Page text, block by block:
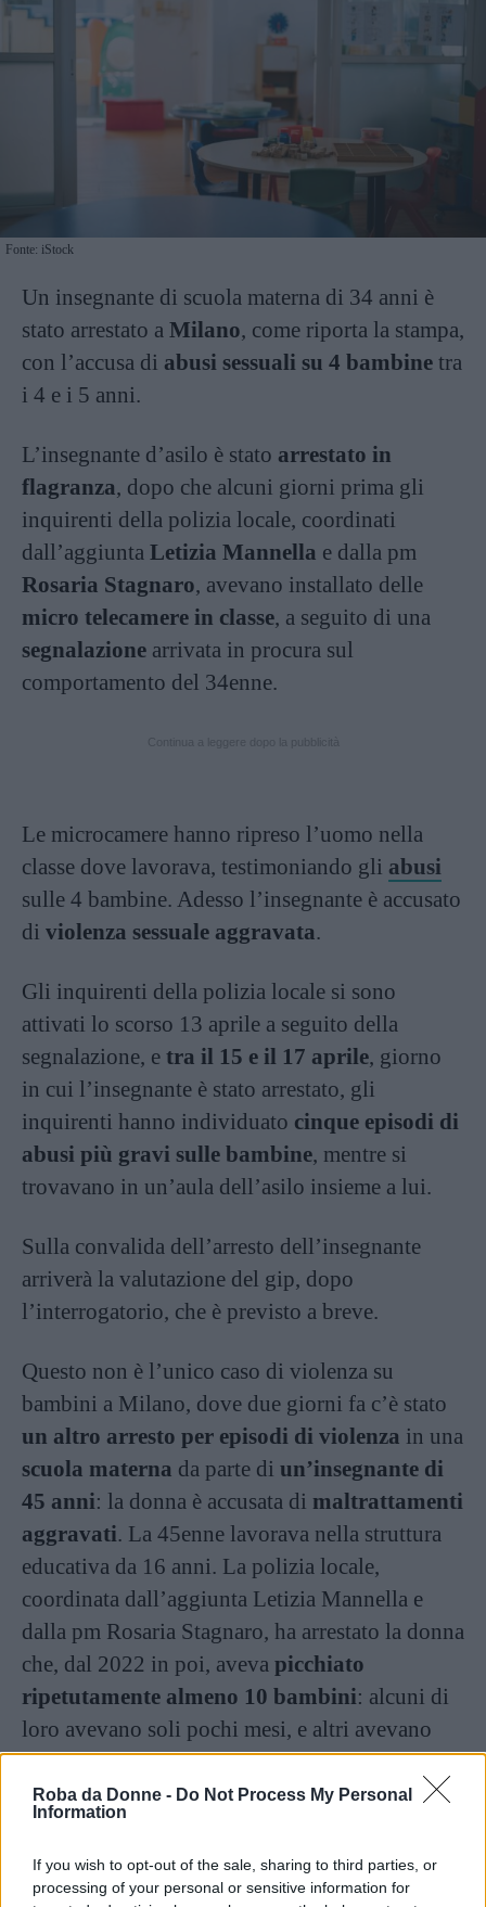
Roba da Donne - Do Not Process My Personal
Information
If you wish to opt-out of the sale, sharing to third parties, or
processing of your personal or sensitive information for
Fonte: iStock
Un insegnante di scuola materna di 34 anni è
stato arrestato a Milano, come riporta la stampa,
con l’accusa di abusi sessuali su 4 bambine tra
i 4 e i 5 anni.
L’insegnante d’asilo è stato arrestato in
flagranza, dopo che alcuni giorni prima gli
inquirenti della polizia locale, coordinati
dall’aggiunta Letizia Mannella e dalla pm
Rosaria Stagnaro, avevano installato delle
micro telecamere in classe, a seguito di una
segnalazione arrivata in procura sul
comportamento del 34enne.
Le microcamere hanno ripreso l’uomo nella
classe dove lavorava, testimoniando gli abusi
sulle 4 bambine. Adesso l’insegnante è accusato
di violenza sessuale aggravata.
Gli inquirenti della polizia locale si sono
attivati lo scorso 13 aprile a seguito della
segnalazione, e tra il 15 e il 17 aprile, giorno
in cui l’insegnante è stato arrestato, gli
inquirenti hanno individuato cinque episodi di
abusi più gravi sulle bambine, mentre si
trovavano in un’aula dell’asilo insieme a lui.
Sulla convalida dell’arresto dell’insegnante
arriverà la valutazione del gip, dopo
l’interrogatorio, che è previsto a breve.
Questo non è l’unico caso di violenza su
bambini a Milano, dove due giorni fa c’è stato
un altro arresto per episodi di violenza in una
scuola materna da parte di un’insegnante di
45 anni: la donna è accusata di maltrattamenti
aggravati. La 45enne lavorava nella struttura
educativa da 16 anni. La polizia locale,
coordinata dall’aggiunta Letizia Mannella e
dalla pm Rosaria Stagnaro, ha arrestato la donna
che, dal 2022 in poi, aveva picchiato
ripetutamente almeno 10 bambini: alcuni di
loro avevano soli pochi mesi, e altri avevano
poco più di 1 anno.